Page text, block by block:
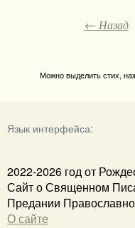
← Назад
Можно выделить стих,
Язык интерфейса:
2022-2026 год от
Сайт о Священном
Предании
О сайте